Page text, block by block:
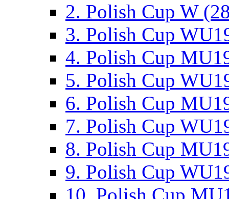
2. Polish Cup W
3. Polish Cup
4. Polish Cup
5. Polish Cup
6. Polish Cup
7. Polish Cup
8. Polish Cup
9. Polish Cup
10. Polish Cup